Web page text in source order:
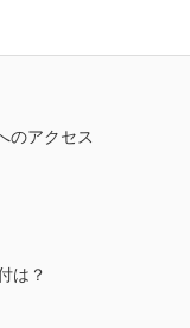
のアクセス
は？